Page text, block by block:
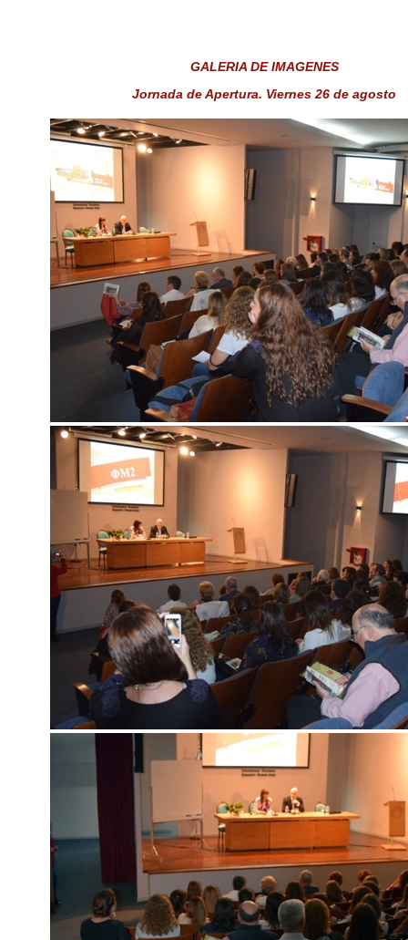
GALERIA DE IMAGENES
Jornada de Apertura. Viernes 26 de agosto